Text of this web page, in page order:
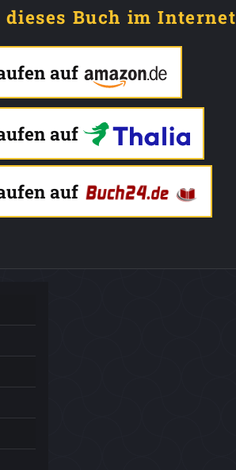
dieses Buch im Internet
auf
auf
auf